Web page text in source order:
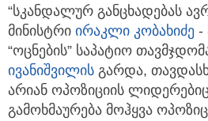
“სკანდალურ განცხადებას
მინისტრი ირაკლი კობახიძე -
“ოცნების” საპატიო
ივანიშვილის გარდა,
არიან ოპოზიციის
გამოხმაურება მოჰყვა